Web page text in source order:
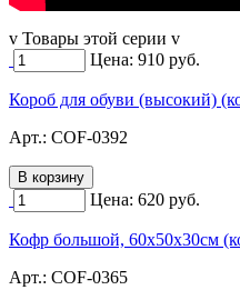
v Товары этой серии v
Цена: 910 руб.
Короб для обуви (высокий)
Арт.: COF-0392
Цена: 620 руб.
Кофр большой, 60х50х30см
Арт.: COF-0365